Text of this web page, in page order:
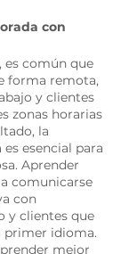
con
es común que
forma remota,
y clientes
zonas horarias
la
esencial para
Aprender
comunicarse
con
y clientes que
primer idioma.
mejor